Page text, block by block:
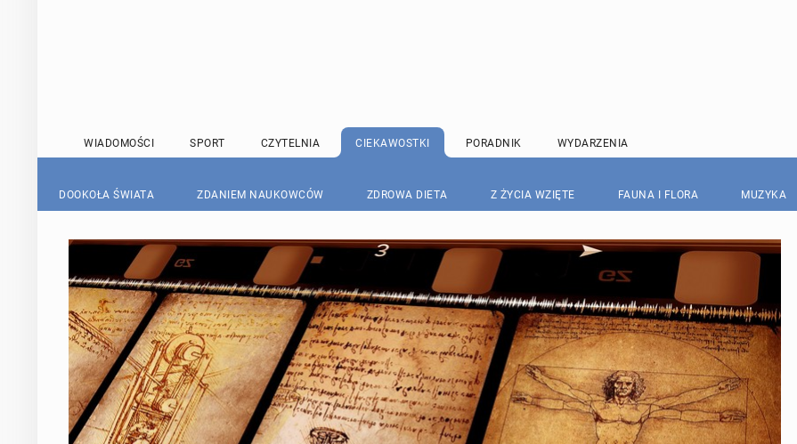
WIADOMOŚCI SPORT CZYTELNIA CIEKAWOSTKI PORADNIK WYDARZENIA
DOOKOŁA ŚWIATA ZDANIEM NAUKOWCÓW ZDROWA DIETA Z ŻYCIA WZIĘTE FAUNA I FLORA MUZYKA